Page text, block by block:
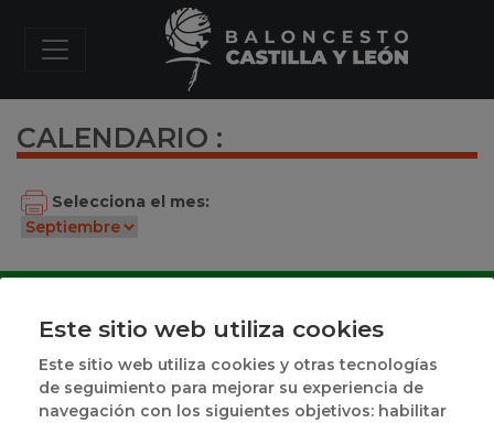
CALENDARIO :
Selecciona el mes:
Este sitio web utiliza cookies
Este sitio web utiliza cookies y otras tecnologías
de seguimiento para mejorar su experiencia de
navegación con los siguientes objetivos: habilitar